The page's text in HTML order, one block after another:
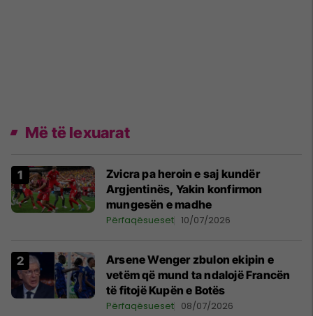
Më të lexuarat
Zvicra pa heroin e saj kundër
Argjentinës, Yakin konfirmon
mungesën e madhe
Përfaqësueset 10/07/2026
Arsene Wenger zbulon ekipin e
vetëm që mund ta ndalojë Francën
të fitojë Kupën e Botës
Përfaqësueset 08/07/2026